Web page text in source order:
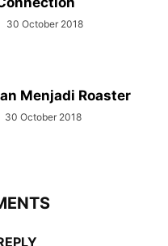
30 October 2018
Menjadi Roaster
30 October 2018